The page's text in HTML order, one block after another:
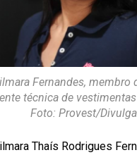
Fernandes, membro
técnica de
Foto: Provest/
Thaís Rodrigues